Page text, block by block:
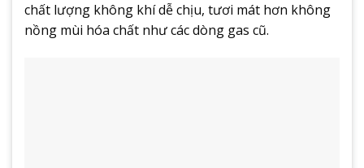
chất lượng không khí dễ chịu, tươi mát hơn không
nồng mùi hóa chất như các dòng gas cũ.